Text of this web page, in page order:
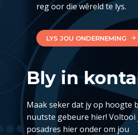
reg oor die wêreld te lys.
LYS JOU ONDERNEMING
Bly in
Maak seker dat jy op hoogte
nuutste gebeure hier! Voltooi
posadres hier onder om jou